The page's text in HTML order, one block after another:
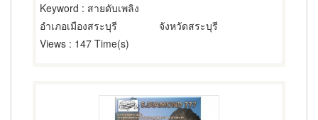
Keyword : สายดับเพลิง
อำเภอเมืองสระบุรี
จังหวัดสระบุรี
Views : 147 Time(s)